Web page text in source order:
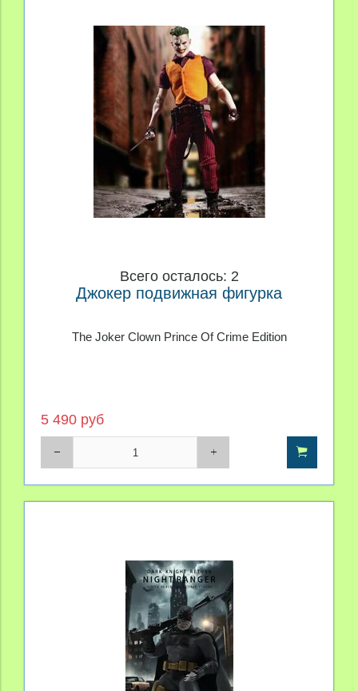
Всего осталось: 2
Джокер подвижная фигурка
The Joker Clown Prince Of Crime Edition
5 490 руб